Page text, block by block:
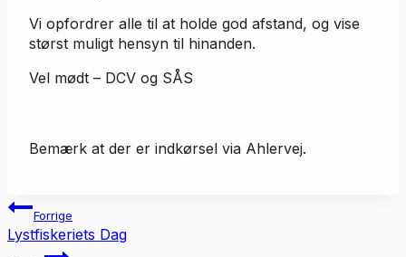
Vi opfordrer alle til at holde god afstand, og vise
størst muligt hensyn til hinanden.
Vel mødt – DCV og SÅS
Bemærk at der er indkørsel via Ahlervej.
Indlægsnavigation
Forrige
Lystfiskeriets Dag